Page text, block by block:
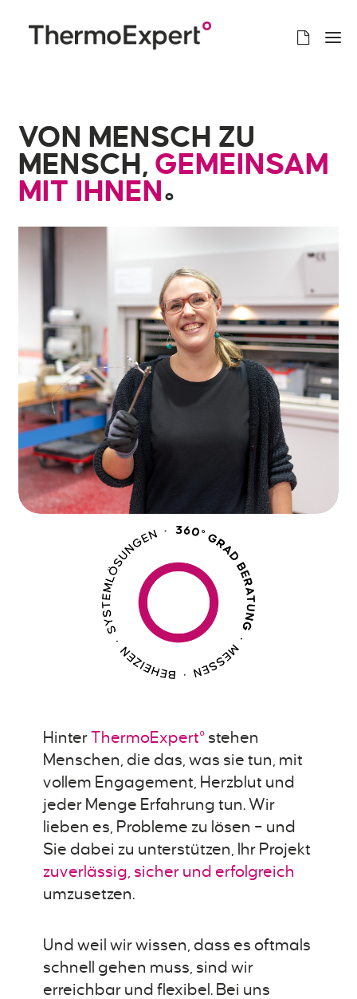
VON MENSCH ZU
MENSCH, GEMEINSAM
MIT IHNEN°
HinterThermoExpert° stehen
Menschen, die das, was sie tun, mit
vollem Engagement, Herzblut und
jeder Menge Erfahrung tun. Wir
lieben es, Probleme zu lösen – und
Sie dabei zu unterstützen, Ihr Projekt
zuverlässig, sicher und erfolgreich
umzusetzen.
Und weil wir wissen, dass es oftmals
schnell gehen muss, sind wir
erreichbar und flexibel. Bei uns